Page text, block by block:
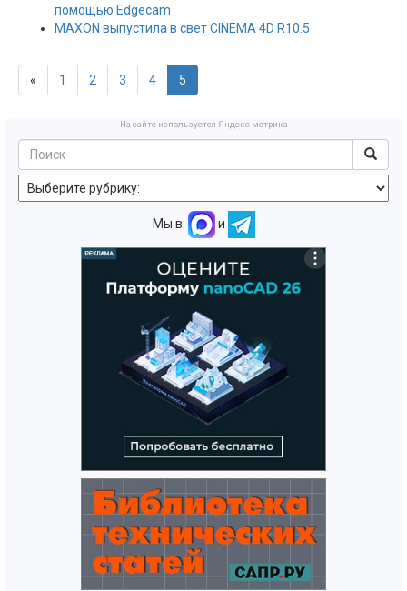
помощью Edgecam
MAXON выпустила в свет CINEMA 4D R10.5
« 1 2 3 4 5
На сайте используется Яндекс метрика
Мы в: и